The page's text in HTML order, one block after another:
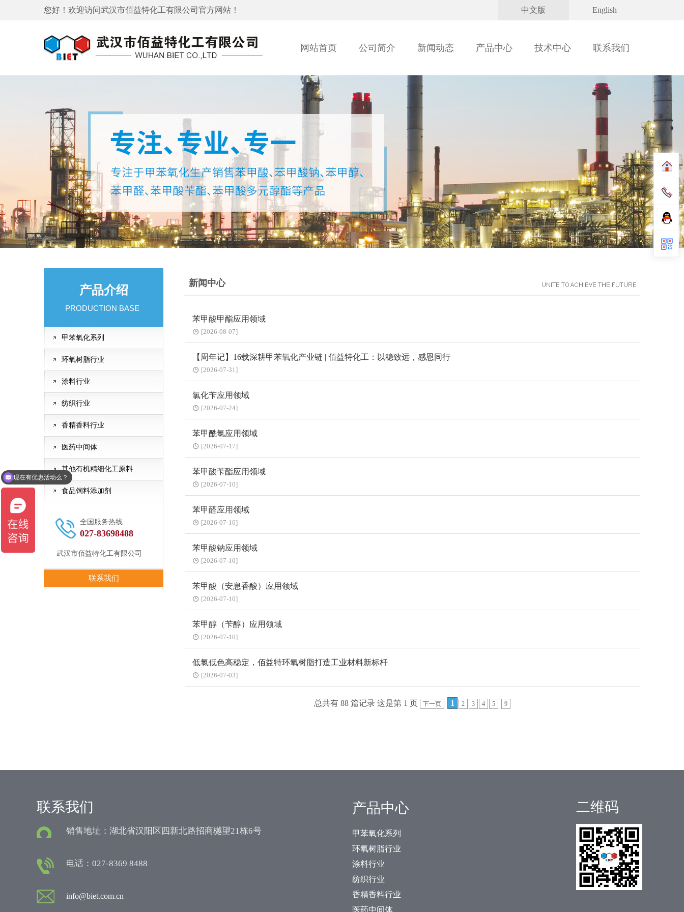
您好！欢迎访问武汉市佰益特化工有限公司 官方网站！ English
中文版
网站首页 公司简介 新闻动态 产品中心 技术中心 联系我们
产品介绍
PRODUCTION BASE
甲苯氧化系列
环氧树脂行业
涂料行业
纺织行业
香精香料行业
医药中间体
其他有机精细化工原料
食品饲料添加剂
全国服务热线
027-83698488
武汉市佰益特化工有限公司
联系我们
新闻中心
苯甲酸甲酯应用领域
[2026-08-07]
【周年记】16载深耕甲苯氧化产业链 | 佰益特化工：以稳致远，感恩同行
[2026-07-31]
氯化苄应用领域
[2026-07-24]
苯甲酰氯应用领域
[2026-07-17]
苯甲酸苄酯应用领域
[2026-07-10]
苯甲醛应用领域
[2026-07-10]
苯甲酸钠应用领域
[2026-07-10]
苯甲酸（安息香酸）应用领域
[2026-07-10]
苯甲醇（苄醇）应用领域
[2026-07-10]
低氯低色高稳定，佰益特环氧树脂打造工业材料新标杆
[2026-07-03]
总共有 88 篇记录 这是第 1 页 下一页 1 2 3 4 5 9
联系我们
销售地址：湖北省汉阳区四新北路招商樾望21栋6号
电话：027-8369 8488
info@biet.com.cn
产品中心
甲苯氧化系列
环氧树脂行业
涂料行业
纺织行业
香精香料行业
医药中间体
二维码
现在有优惠活动么？